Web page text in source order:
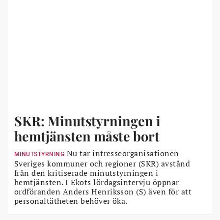
SKR: Minutstyrningen i
hemtjänsten måste bort
MINUTSTYRNING Nu tar intresseorganisationen
Sveriges kommuner och regioner (SKR) avstånd
från den kritiserade minutstyrningen i
hemtjänsten. I Ekots lördagsintervju öppnar
ordföranden Anders Henriksson (S) även för att
personaltätheten behöver öka.